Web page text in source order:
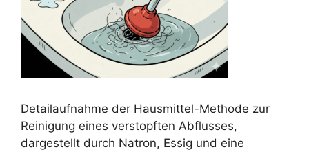
Detailaufnahme der Hausmittel-Methode zur
Reinigung eines verstopften Abflusses,
dargestellt durch Natron, Essig und eine